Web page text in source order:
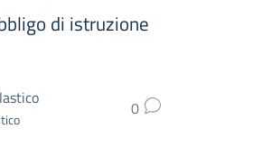
di istruzione
0